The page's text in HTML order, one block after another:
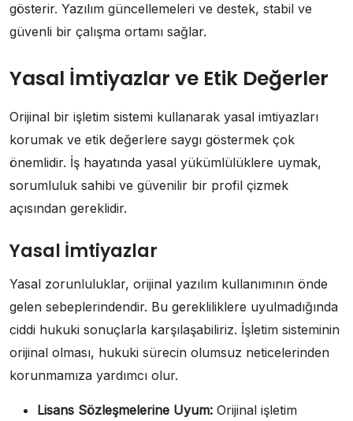
gösterir. Yazılım güncellemeleri ve destek, stabil ve
güvenli bir çalışma ortamı sağlar.
Yasal İmtiyazlar ve Etik Değerler
Orijinal bir işletim sistemi kullanarak yasal imtiyazları
korumak ve etik değerlere saygı göstermek çok
önemlidir. İş hayatında yasal yükümlülüklere uymak,
sorumluluk sahibi ve güvenilir bir profil çizmek
açısından gereklidir.
Yasal İmtiyazlar
Yasal zorunluluklar, orijinal yazılım kullanımının önde
gelen sebeplerindendir. Bu gerekliliklere uyulmadığında
ciddi hukuki sonuçlarla karşılaşabiliriz. İşletim sisteminin
orijinal olması, hukuki sürecin olumsuz neticelerinden
korunmamıza yardımcı olur.
Lisans Sözleşmelerine Uyum: Orijinal işletim